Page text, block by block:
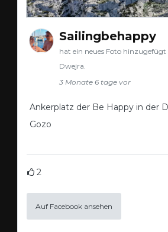
Sailingbehappy
hat ein neues Foto
Dwejra.
3 Monate 6 tage vor
Ankerplatz der Be Happy in der
Gozo
2
Auf Facebook ansehen